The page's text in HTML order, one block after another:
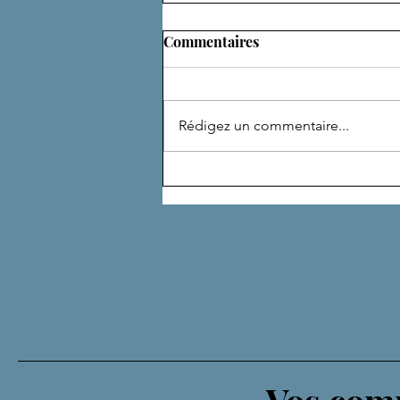
ADEPTE
Commentaires
Rédigez un commentaire...